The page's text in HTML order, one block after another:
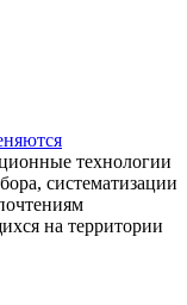
технологии
систематизации
на территории